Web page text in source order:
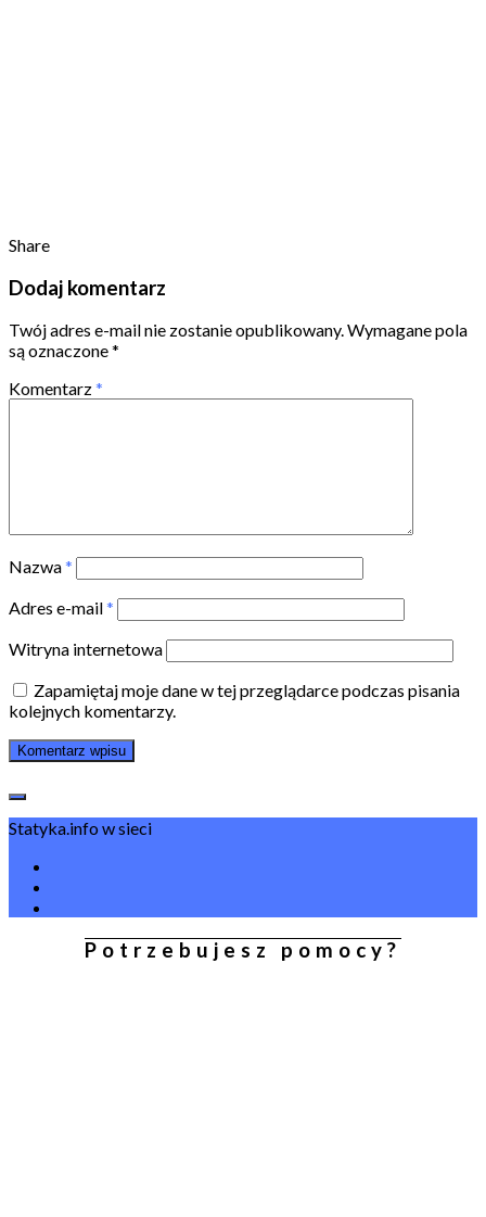
Share
Dodaj komentarz
Twój adres e-mail nie zostanie opublikowany.Wymagane pola
są oznaczone*
Komentarz*
Nazwa*
Adres e-mail*
Witryna internetowa
Zapamiętaj moje dane w tej przeglądarce podczas pisania
kolejnych komentarzy.
Statyka.info w sieci
Potrzebujesz pomocy?